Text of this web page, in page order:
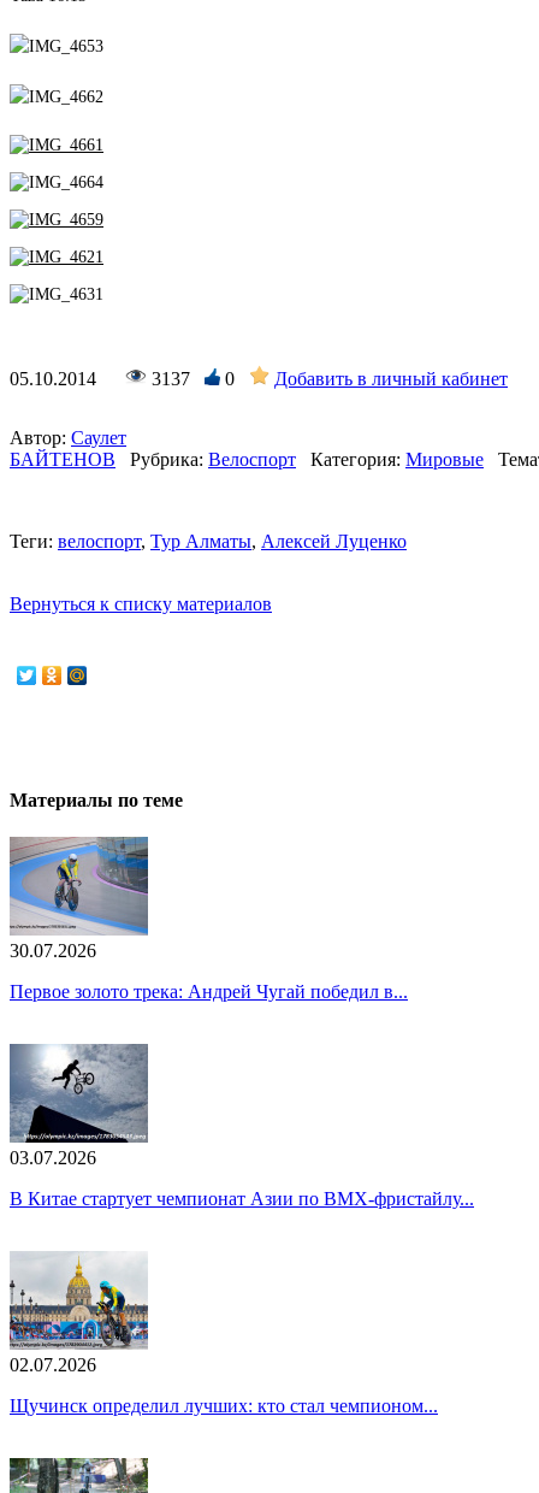
05.10.2014 3137 0 Добавить в личный кабинет
Автор: Саулет
БАЙТЕНОВ
Рубрика: Велоспорт Категория: Мировые
Теги: велоспорт, Тур Алматы, Алексей Луценко
Вернуться к списку материалов
Материалы по теме
30.07.2026
Первое золото трека: Андрей Чугай победил в...
03.07.2026
В Китае стартует чемпионат Азии по BMX-фристайлу...
02.07.2026
Щучинск определил лучших: кто стал чемпионом...